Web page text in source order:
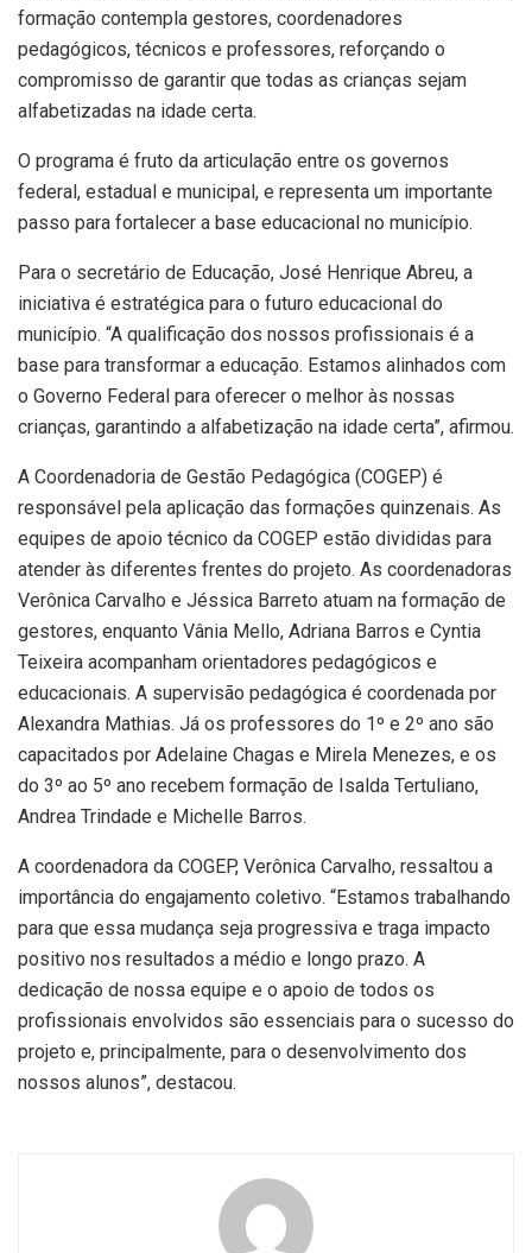
formação contempla gestores, coordenadores
pedagógicos, técnicos e professores, reforçando o
compromisso de garantir que todas as crianças sejam
alfabetizadas na idade certa.
O programa é fruto da articulação entre os governos
federal, estadual e municipal, e representa um importante
passo para fortalecer a base educacional no município.
Para o secretário de Educação, José Henrique Abreu, a
iniciativa é estratégica para o futuro educacional do
município. “A qualificação dos nossos profissionais é a
base para transformar a educação. Estamos alinhados com
o Governo Federal para oferecer o melhor às nossas
crianças, garantindo a alfabetização na idade certa”, afirmou.
A Coordenadoria de Gestão Pedagógica (COGEP) é
responsável pela aplicação das formações quinzenais. As
equipes de apoio técnico da COGEP estão divididas para
atender às diferentes frentes do projeto. As coordenadoras
Verônica Carvalho e Jéssica Barreto atuam na formação de
gestores, enquanto Vânia Mello, Adriana Barros e Cyntia
Teixeira acompanham orientadores pedagógicos e
educacionais. A supervisão pedagógica é coordenada por
Alexandra Mathias. Já os professores do 1º e 2º ano são
capacitados por Adelaine Chagas e Mirela Menezes, e os
do 3º ao 5º ano recebem formação de Isalda Tertuliano,
Andrea Trindade e Michelle Barros.
A coordenadora da COGEP, Verônica Carvalho, ressaltou a
importância do engajamento coletivo. “Estamos trabalhando
para que essa mudança seja progressiva e traga impacto
positivo nos resultados a médio e longo prazo. A
dedicação de nossa equipe e o apoio de todos os
profissionais envolvidos são essenciais para o sucesso do
projeto e, principalmente, para o desenvolvimento dos
nossos alunos”, destacou.